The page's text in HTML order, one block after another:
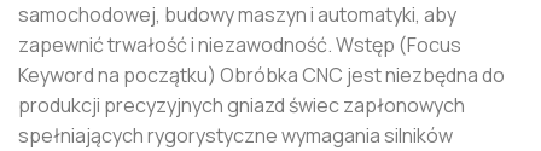
samochodowej, budowy maszyn i automatyki, aby
zapewnić trwałość i niezawodność. Wstęp (Focus
Keyword na początku) Obróbka CNC jest niezbędna do
produkcji precyzyjnych gniazd świec zapłonowych
spełniających rygorystyczne wymagania silników